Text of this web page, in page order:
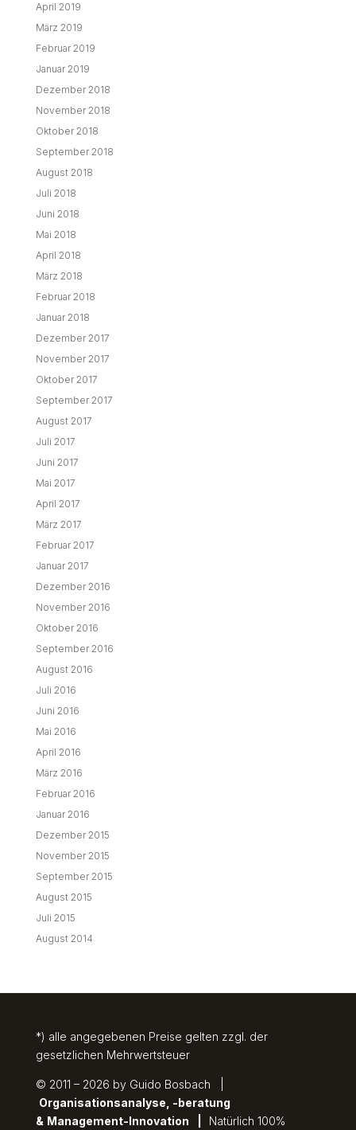
April 2019
März 2019
Februar 2019
Januar 2019
Dezember 2018
November 2018
Oktober 2018
September 2018
August 2018
Juli 2018
Juni 2018
Mai 2018
April 2018
März 2018
Februar 2018
Januar 2018
Dezember 2017
November 2017
Oktober 2017
September 2017
August 2017
Juli 2017
Juni 2017
Mai 2017
April 2017
März 2017
Februar 2017
Januar 2017
Dezember 2016
November 2016
Oktober 2016
September 2016
August 2016
Juli 2016
Juni 2016
Mai 2016
April 2016
März 2016
Februar 2016
Januar 2016
Dezember 2015
November 2015
September 2015
August 2015
Juli 2015
August 2014
*) alle angegebenen Preise gelten zzgl. der
gesetzlichen Mehrwertsteuer
© 2011 – 2026 by Guido Bosbach |
Organisationsanalyse, -beratung
& Management-Innovation Natürlich 100%